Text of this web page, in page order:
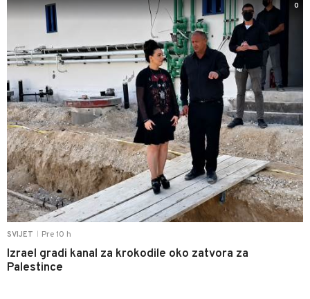
SVIJET Pre 10 h
Izrael gradi kanal za krokodile oko zatvora za
Palestince
0